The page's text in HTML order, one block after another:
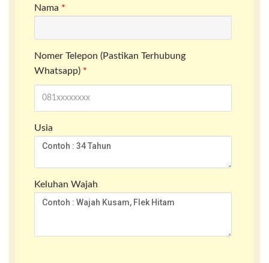
Nama *
Nomer Telepon (Pastikan Terhubung
Whatsapp) *
Usia
Keluhan Wajah